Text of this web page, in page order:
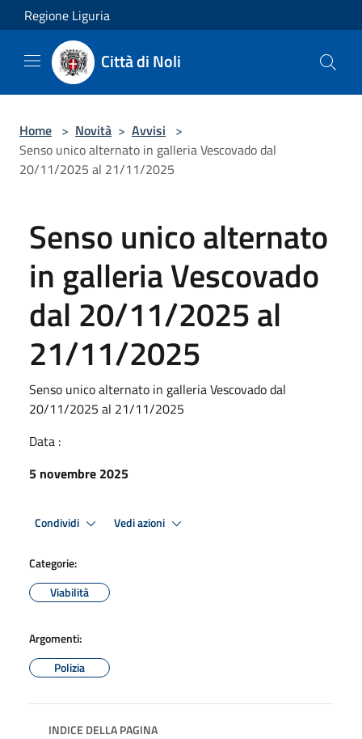
Salta al contenuto principale
Regione Liguria
Città di Noli
Home > Novità > Avvisi >
Senso unico alternato in galleria Vescovado dal
20/11/2025 al 21/11/2025
Senso unico alternato
in galleria Vescovado
dal 20/11/2025 al
21/11/2025
Senso unico alternato in galleria Vescovado dal
20/11/2025 al 21/11/2025
Data :
5 novembre 2025
Condividi Vedi azioni
Categorie:
Viabilità
Argomenti:
Polizia
INDICE DELLA PAGINA